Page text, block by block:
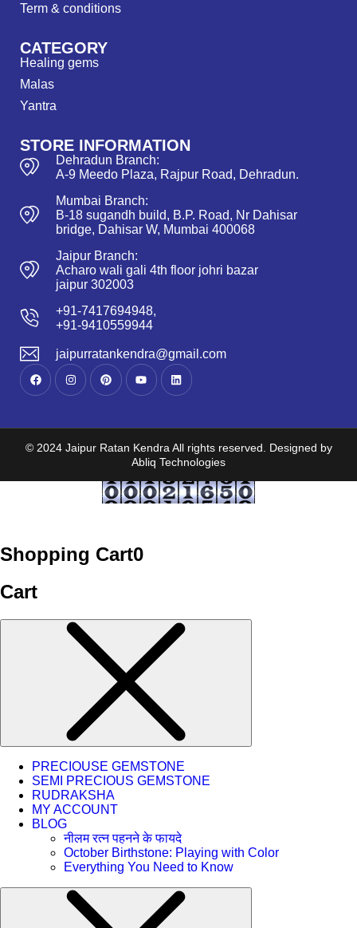
Term & conditions
CATEGORY
Healing gems
Malas
Yantra
STORE INFORMATION
Dehradun Branch:
A-9 Meedo Plaza, Rajpur Road, Dehradun.
Mumbai Branch:
B-18 sugandh build, B.P. Road, Nr Dahisar
bridge, Dahisar W, Mumbai 400068
Jaipur Branch:
Acharo wali gali 4th floor johri bazar
jaipur 302003
+91-7417694948,
+91-9410559944
jaipurratankendra@gmail.com
© 2024 Jaipur Ratan Kendra All rights reserved. Designed by
Abliq Technologies
Shopping Cart0
Cart
PRECIOUSE GEMSTONE
SEMI PRECIOUS GEMSTONE
RUDRAKSHA
MY ACCOUNT
BLOG
नीलम रत्न पहनने के फायदे
October Birthstone: Playing with Color
Everything You Need to Know